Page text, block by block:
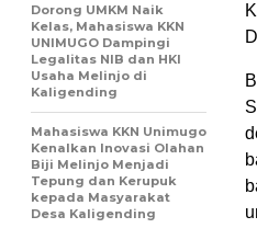
Dorong UMKM Naik
Kelas, Mahasiswa KKN
UNIMUGO Dampingi
Legalitas NIB dan HKI
Usaha Melinjo di
Kaligending
Mahasiswa KKN Unimugo
Kenalkan Inovasi Olahan
Biji Melinjo Menjadi
Tepung dan Kerupuk
kepada Masyarakat
Desa Kaligending